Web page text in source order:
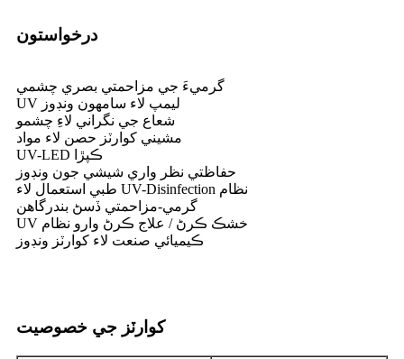
درخواستون
گرميءَ جي مزاحمتي بصري چشمي
UV لیمپ لاء سامهون ونڊوز
شعاع جي نگراني لاءِ چشمو
مشيني کوارٽز حصن لاء مواد
UV-LED ڪپڙا
حفاظتي نظر واري شيشي جون ونڊوز
طبي استعمال لاء UV-Disinfection نظام
گرمي-مزاحمتي ڏسڻ بندرگاهن
UV خشڪ ڪرڻ / علاج ڪرڻ وارو نظام
ڪيميائي صنعت لاء کوارٽز ونڊوز
کوارٽز جي خصوصيت